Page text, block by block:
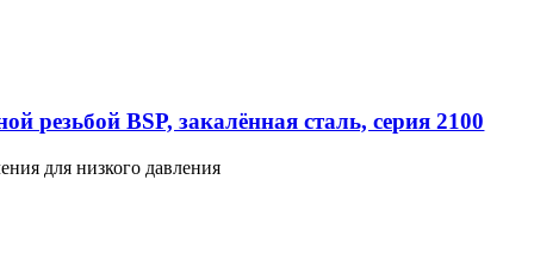
резьбой BSP, закалённая сталь, серия 2100
для низкого давления